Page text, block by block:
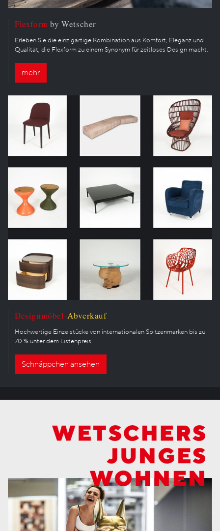
Flexform by Wetscher
Erleben Sie die einzigartige Kombination aus Komfort, Eleganz und
Qualität, die Flexform zu einem Synonym für zeitloses Design macht.
mehr
Designmöbel-Abverkauf
Hochwertige Einzelstücke von internationalen Spitzenmarken bis zu
70 % unter dem Listenpreis.
Schnäppchen ansehen